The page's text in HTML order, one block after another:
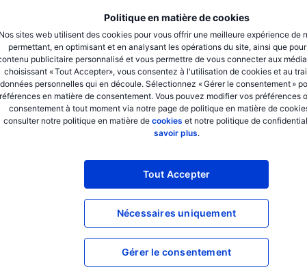
Politique en matière de cookies
Nos sites web utilisent des cookies pour vous offrir une meilleure expérience de
permettant, en optimisant et en analysant les opérations du site, ainsi que
publicitaire personnalisé et vous permettre de vous connecter aux
choisissant « Tout Accepter», vous consentez à l'utilisation de cookies et au
données personnelles qui en découle. Sélectionnez « Gérer le consentement »
en matière de consentement. Vous pouvez modifier vos préférences
consentement à tout moment via notre page de politique en matière de
consulter notre politique en matière de cookies et notre politique de
savoir plus.
Tout Accepter
Nécessaires uniquement
Gérer le consentement
XXXXXXX
XXXXXXX
XXXXXXX
XXXXXXX
XXXXXXX
XXXXXXX
XXXXXXX
XXXXXXX
Ouvrir un compte pour